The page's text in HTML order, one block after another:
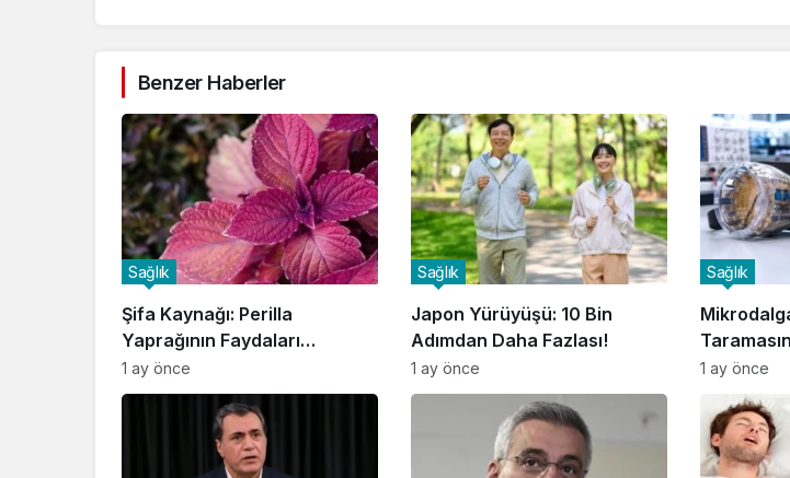
Benzer Haberler
Şifa Kaynağı: Perilla
Yaprağının Faydaları
Keşfedildi!
Sağlık
1 ay önce
Japon Yürüyüşü: 10 Bin
Adımdan Daha Fazlası!
Sağlık
1 ay önce
Sağlık
1 ay önce